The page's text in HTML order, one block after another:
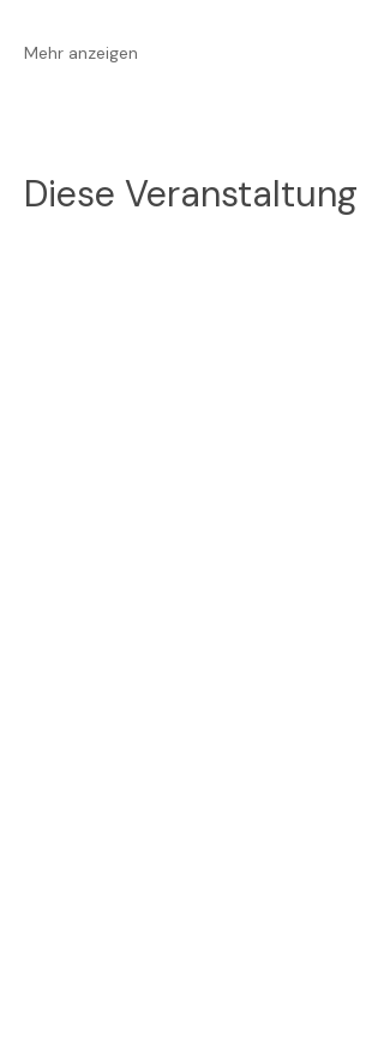
Mehr anzeigen
Diese Veranstaltung